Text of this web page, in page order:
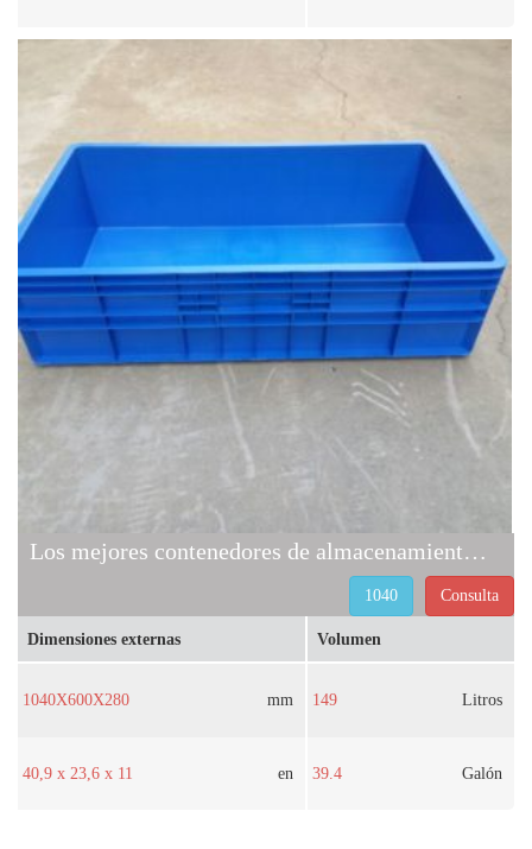
Los mejores contenedores de almacenamiento apilables 1040
Consulta
1040
Dimensiones externas
1040X600X280 mm
40,9 x 23,6 x 11 en
Volumen
149 Litros
39.4 Galón